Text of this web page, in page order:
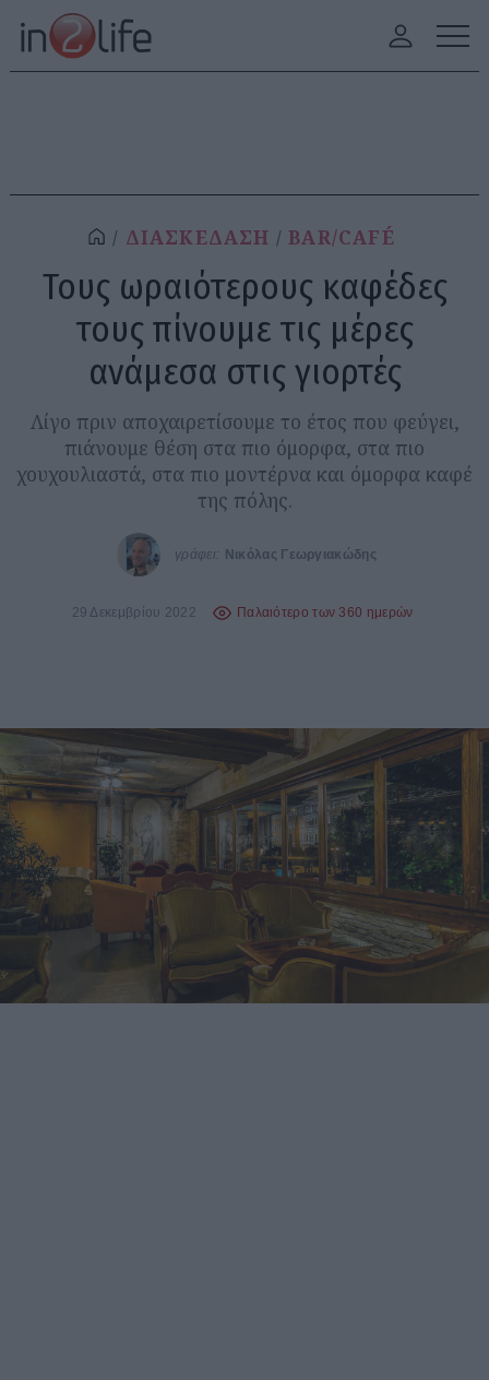
ΔΙΑΣΚΕΔΑΣΗ BAR/CAFÉ
Τους ωραιότερους καφέδες
τους πίνουμε τις μέρες
ανάμεσα στις γιορτές
Λίγο πριν αποχαιρετίσουμε το έτος που φεύγει,
πιάνουμε θέση στα πιο όμορφα, στα πιο
χουχουλιαστά, στα πιο μοντέρνα και όμορφα καφέ
της πόλης.
γράφει: Νικόλας Γεωργιακώδης
29 Δεκεμβρίου 2022 Παλαιότερο των 360 ημερών